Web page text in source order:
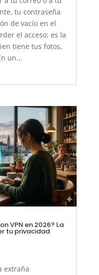
tu contraseña
de vacío en el
el acceso; es la
tiene tus fotos,
un...
VPN en 2026? La
tu privacidad
extraña